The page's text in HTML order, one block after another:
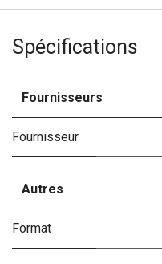
Spécifications
Fournisseurs
Fournisseur
Autres
Format